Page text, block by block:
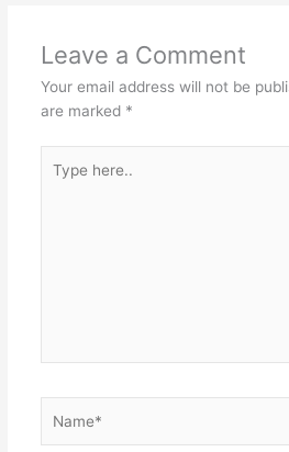
Leave a Comment
Your email address will not be
are marked *
here..